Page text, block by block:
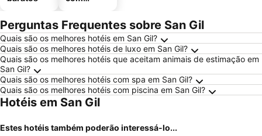
Perguntas Frequentes sobre San Gil
Quais são os melhores hotéis em San Gil?
Quais são os melhores hotéis de luxo em San Gil?
Quais são os melhores hotéis que aceitam animais de estimação em
San Gil?
Quais são os melhores hotéis com spa em San Gil?
Quais são os melhores hotéis com piscina em San Gil?
Hotéis em San Gil
Estes hotéis também poderão interessá-lo...